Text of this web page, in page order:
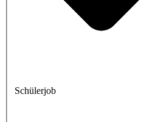
Schülerjob